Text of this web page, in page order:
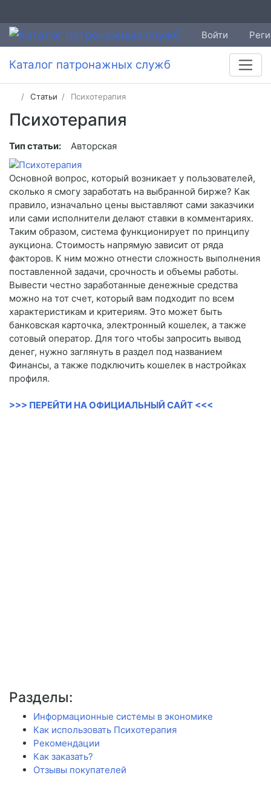
Войти
Каталог патронажных служб
Статьи Психотерапия
Психотерапия
Тип статьи: Авторская
Основной вопрос, который возникает у пользователей,
сколько я смогу заработать на выбранной бирже? Как
правило, изначально цены выставляют сами заказчики
или сами исполнители делают ставки в комментариях.
Таким образом, система функционирует по принципу
аукциона. Стоимость напрямую зависит от ряда
факторов. К ним можно отнести сложность выполнения
поставленной задачи, срочность и объемы работы.
Вывести честно заработанные денежные средства
можно на тот счет, который вам подходит по всем
характеристикам и критериям. Это может быть
банковская карточка, электронный кошелек, а также
сотовый оператор. Для того чтобы запросить вывод
денег, нужно заглянуть в раздел под названием
Финансы, а также подключить кошелек в настройках
профиля.
>>> ПЕРЕЙТИ НА ОФИЦИАЛЬНЫЙ САЙТ <<<
Разделы:
Информационные системы в экономике
Как использовать Психотерапия
Рекомендации
Как заказать?
Отзывы покупателей